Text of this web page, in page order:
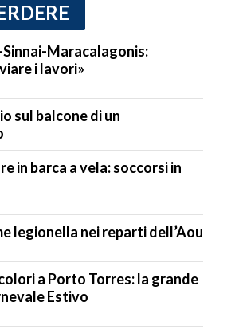
Maracalagonis:
i lavori»
sul balcone di un
in barca a vela: soccorsi in
legionella nei reparti dell’Aou
a Porto Torres: la grande
Estivo